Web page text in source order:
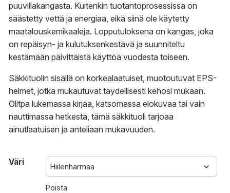
puuvillakangasta. Kuitenkin tuotantoprosessissa on
säästetty vettä ja energiaa, eikä siinä ole käytetty
maatalouskemikaaleja. Lopputuloksena on kangas, joka
on repäisyn- ja kulutuksenkestävä ja suunniteltu
kestämään päivittäistä käyttöä vuodesta toiseen.
Säkkituolin sisällä on korkealaatuiset, muotoutuvat EPS-
helmet, jotka mukautuvat täydellisesti kehosi mukaan.
Olitpa lukemassa kirjaa, katsomassa elokuvaa tai vain
nauttimassa hetkestä, tämä säkkituoli tarjoaa
ainutlaatuisen ja anteliaan mukavuuden.
Väri
Poista